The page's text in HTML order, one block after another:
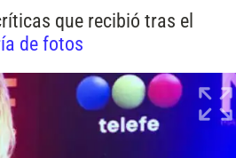
que recibió tras el
de fotos